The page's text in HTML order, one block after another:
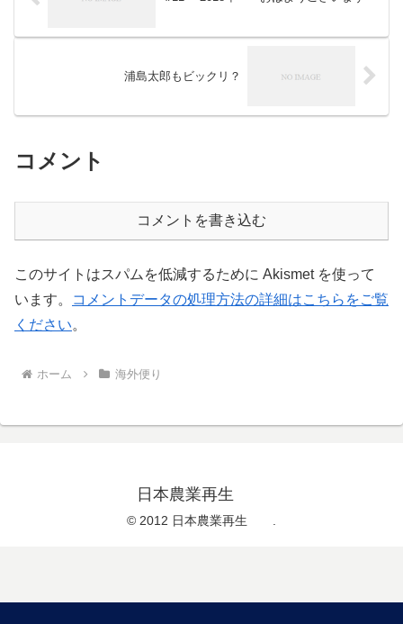
浦島太郎もビックリ？
コメント
コメントを書き込む
このサイトはスパムを低減するために Akismet を使って
います。
コメントデータの処理方法の詳細はこちらをご覧
ください。
ホーム 海外便り
日本農業再生
© 2012 日本農業再生 .